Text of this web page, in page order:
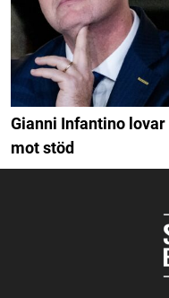
Gianni Infantino
mot stöd